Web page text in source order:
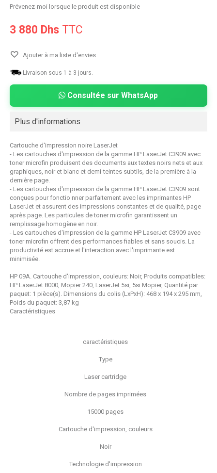
Prévenez-moi lorsque le produit est disponible
3 880 Dhs TTC
Ajouter à ma liste d'envies
Livraison sous 1 à 3 jours.
Consultée sur WhatsApp
Plus d'informations
Cartouche d'impression noire LaserJet
- Les cartouches d'impression de la gamme HP LaserJet C3909 avec
toner microfin produisent des documents aux textes noirs nets et aux
graphiques, noir et blanc et demi-teintes subtils, de la première à la
dernière page.
- Les cartouches d'impression de la gamme HP LaserJet C3909 sont
conçues pour fonctio nner parfaitement avec les imprimantes HP
LaserJet et assurent des impressions constantes et de qualité, page
après page. Les particules de toner microfin garantissent un
remplissage homogène en noir.
- Les cartouches d'impression de la gamme HP LaserJet C3909 avec
toner microfin offrent des performances fiables et sans soucis. La
productivité est accrue et l'interaction avec l'imprimante est
minimisée.
HP 09A. Cartouche d'impression, couleurs: Noir, Produits compatibles:
HP LaserJet 8000, Mopier 240, LaserJet 5si, 5si Mopier, Quantité par
paquet: 1 pièce(s). Dimensions du colis (LxPxH): 468 x 194 x 295 mm,
Poids du paquet: 3,87 kg
Caractéristiques
caractéristiques
Type
Laser cartridge
Nombre de pages imprimées
15000 pages
Cartouche d'impression, couleurs
Noir
Technologie d'impression